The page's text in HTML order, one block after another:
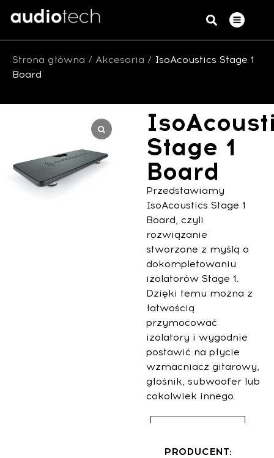
Strona główna / Akcesoria / IsoAcoustics Stage 1
Board
Stage 1
Board
Przedstawiamy
IsoAcoustics Stage 1
Board, czyli
rozwiązanie
stworzone z myślą o
dokompletowaniu
izolatorów Stage 1.
Dzięki temu można z
łatwością
przymocować
izolatory i wygodnie
postawić na płycie
wzmacniacz gitarowy,
głośnik, subwoofer lub
cokolwiek innego.
PRODUCENT: